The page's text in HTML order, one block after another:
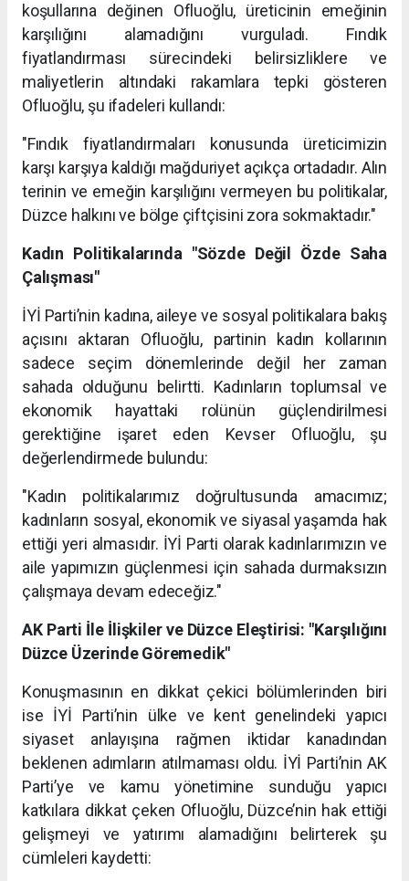
koşullarına değinen Ofluoğlu, üreticinin emeğinin
karşılığını alamadığını vurguladı. Fındık
fiyatlandırması sürecindeki belirsizliklere ve
maliyetlerin altındaki rakamlara tepki gösteren
Ofluoğlu, şu ifadeleri kullandı:
"Fındık fiyatlandırmaları konusunda üreticimizin
karşı karşıya kaldığı mağduriyet açıkça ortadadır. Alın
terinin ve emeğin karşılığını vermeyen bu politikalar,
Düzce halkını ve bölge çiftçisini zora sokmaktadır."
Kadın Politikalarında "Sözde Değil Özde Saha
Çalışması"
İYİ Parti’nin kadına, aileye ve sosyal politikalara bakış
açısını aktaran Ofluoğlu, partinin kadın kollarının
sadece seçim dönemlerinde değil her zaman
sahada olduğunu belirtti. Kadınların toplumsal ve
ekonomik hayattaki rolünün güçlendirilmesi
gerektiğine işaret eden Kevser Ofluoğlu, şu
değerlendirmede bulundu:
"Kadın politikalarımız doğrultusunda amacımız;
kadınların sosyal, ekonomik ve siyasal yaşamda hak
ettiği yeri almasıdır. İYİ Parti olarak kadınlarımızın ve
aile yapımızın güçlenmesi için sahada durmaksızın
çalışmaya devam edeceğiz."
AK Parti İle İlişkiler ve Düzce Eleştirisi: "Karşılığını
Düzce Üzerinde Göremedik"
Konuşmasının en dikkat çekici bölümlerinden biri
ise İYİ Parti’nin ülke ve kent genelindeki yapıcı
siyaset anlayışına rağmen iktidar kanadından
beklenen adımların atılmaması oldu. İYİ Parti’nin AK
Parti’ye ve kamu yönetimine sunduğu yapıcı
katkılara dikkat çeken Ofluoğlu, Düzce’nin hak ettiği
gelişmeyi ve yatırımı alamadığını belirterek şu
cümleleri kaydetti: